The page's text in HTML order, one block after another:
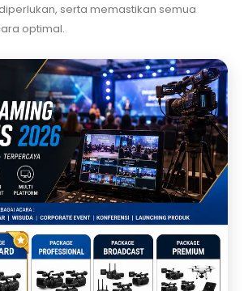
serta memastikan semua
optimal.